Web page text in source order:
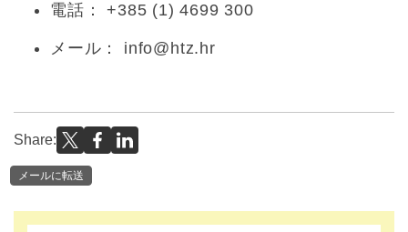
電話： +385 (1) 4699 300
メール： info@htz.hr
Share:
メールに転送